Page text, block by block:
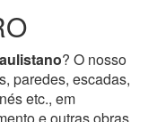
? O nosso
paredes, escadas,
etc., em